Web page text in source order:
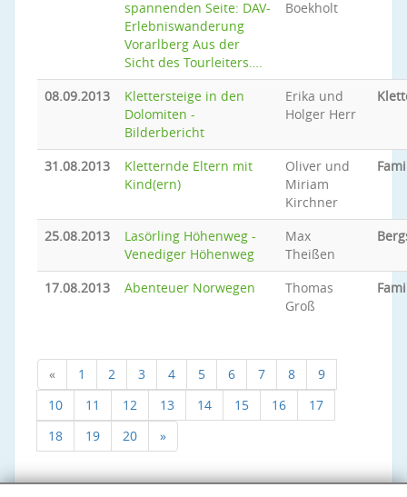
spannenden Seite: DAV-
Erlebniswanderung
Vorarlberg Aus der
Sicht des Tourleiters….
Boekholt
08.09.2013
Klettersteige in den
Dolomiten -
Bilderbericht
Erika und
Holger Herr
31.08.2013
Kletternde Eltern mit
Kind(ern)
Oliver und
Miriam
Kirchner
25.08.2013
Lasörling Höhenweg -
Venediger Höhenweg
Max
Theißen
17.08.2013 Abenteuer Norwegen
Thomas
Groß
« 1 2 3 4 5 6 7 8
9
10
11 12 13 14 15 16
17
18
19 20 »